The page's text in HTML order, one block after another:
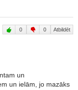
0 0 Atbildēt
un
un ielām, jo mazāks